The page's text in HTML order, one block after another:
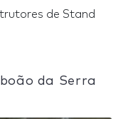
de Stand
da Serra